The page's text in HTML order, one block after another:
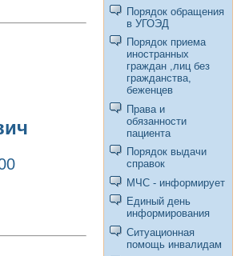
Порядок обращения
в УГОЭД
Порядок приема
иностранных
граждан ,лиц без
гражданства,
беженцев
Права и
обязанности
пациента
Порядок выдачи
справок
МЧС - информирует
Единый день
информирования
Ситуационная
помощь инвалидам